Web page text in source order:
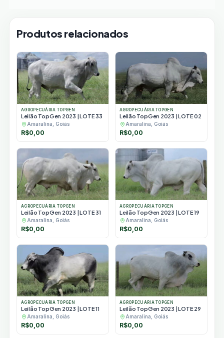
Produtos relacionados
AGROPECUÁRIA TOPGEN
Leilão TopGen 2023 | LOTE 33
Amaralina, Goiás
R$0,00
AGROPECUÁRIA TOPGEN
Leilão TopGen 2023 | LOTE 02
Amaralina, Goiás
R$0,00
AGROPECUÁRIA TOPGEN
Leilão TopGen 2023 | LOTE 31
Amaralina, Goiás
R$0,00
AGROPECUÁRIA TOPGEN
Leilão TopGen 2023 | LOTE 19
Amaralina, Goiás
R$0,00
AGROPECUÁRIA TOPGEN
Leilão TopGen 2023 | LOTE 11
Amaralina, Goiás
R$0,00
AGROPECUÁRIA TOPGEN
Leilão TopGen 2023 | LOTE 29
Amaralina, Goiás
R$0,00